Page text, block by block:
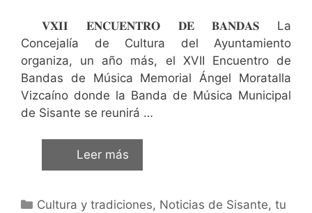
𝐕𝐗𝐈𝐈 𝐄𝐍𝐂𝐔𝐄𝐍𝐓𝐑𝐎 𝐃𝐄 𝐁𝐀𝐍𝐃𝐀𝐒 La
Concejalía de Cultura del Ayuntamiento
organiza, un año más, el XVII Encuentro de
Bandas de Música Memorial Ángel Moratalla
Vizcaíno donde la Banda de Música Municipal
de Sisante se reunirá …
Leer más
Cultura y tradiciones, Noticias de Sisante, tu